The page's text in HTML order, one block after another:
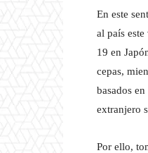
En este
al país
19 en
cepas,
basados
extranjero
Por ello,